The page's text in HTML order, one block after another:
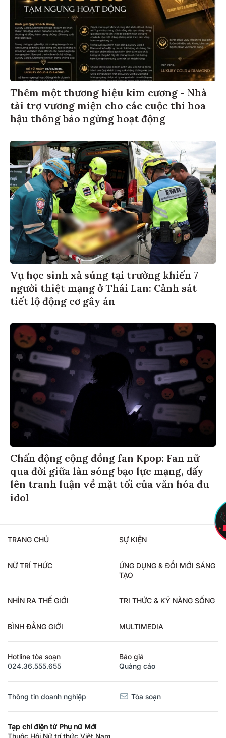
Thêm một thương hiệu kim cương - Nhà
tài trợ vương miện cho các cuộc thi hoa
hậu thông báo ngừng hoạt động
Vụ học sinh xả súng tại trường khiến 7
người thiệt mạng ở Thái Lan: Cảnh sát
tiết lộ động cơ gây án
Chấn động cộng đồng fan Kpop: Fan nữ
qua đời giữa làn sóng bạo lực mạng, dấy
lên tranh luận về mặt tối của văn hóa đu
idol
TRANG CHỦ SỰ KIỆN
NỮ TRÍ THỨC
ỨNG DỤNG & ĐỔI MỚI SÁNG
TẠO
NHÌN RA THẾ GIỚI TRI THỨC & KỸ NĂNG SỐNG
BÌNH ĐẲNG GIỚI MULTIMEDIA
Hotline tòa soạn
024.36.555.655
Báo giá
Quảng cáo
Thông tin doanh nghiệp Tòa soạn
Tạp chí điện tử Phụ nữ Mới